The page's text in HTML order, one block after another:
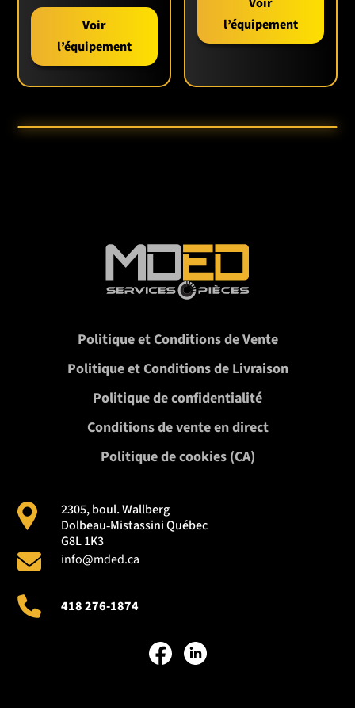
Voir
l’équipement
l’équipement
2305, boul. Wallberg
Dolbeau‑Mistassini Québec
G8L 1K3
Politique et Conditions de Vente
Politique et Conditions de Livraison
Politique de confidentialité
Conditions de vente en direct
Politique de cookies (CA)
info@mded.ca
418 276-1874